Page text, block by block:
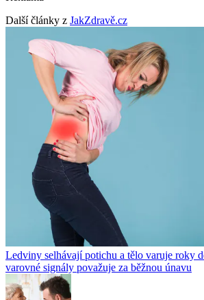
Další články z JakZdravě.cz
Ledviny selhávají potichu a tělo varuje roky
varovné signály považuje za běžnou únavu